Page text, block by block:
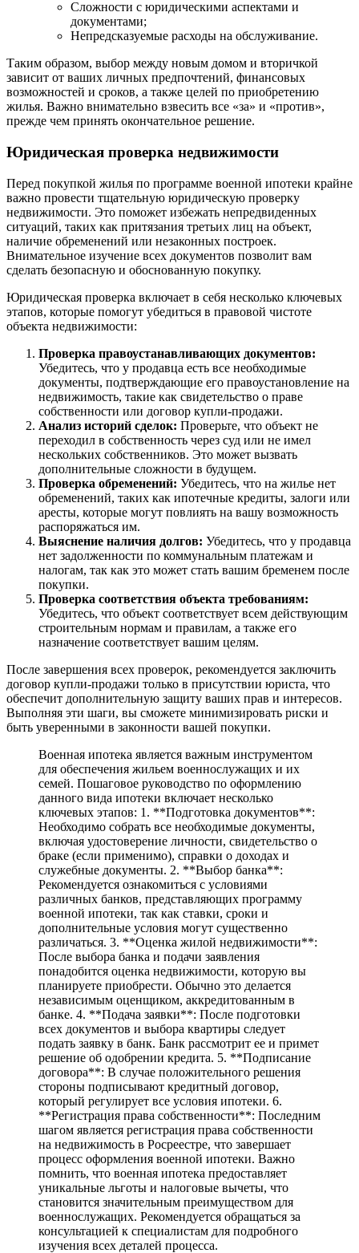
Сложности с юридическими аспектами и
документами;
Непредсказуемые расходы на обслуживание.
Таким образом, выбор между новым домом и вторичкой
зависит от ваших личных предпочтений, финансовых
возможностей и сроков, а также целей по приобретению
жилья. Важно внимательно взвесить все «за» и «против»,
прежде чем принять окончательное решение.
Юридическая проверка недвижимости
Перед покупкой жилья по программе военной ипотеки крайне
важно провести тщательную юридическую проверку
недвижимости. Это поможет избежать непредвиденных
ситуаций, таких как притязания третьих лиц на объект,
наличие обременений или незаконных построек.
Внимательное изучение всех документов позволит вам
сделать безопасную и обоснованную покупку.
Юридическая проверка включает в себя несколько ключевых
этапов, которые помогут убедиться в правовой чистоте
объекта недвижимости:
Проверка правоустанавливающих документов:
Убедитесь, что у продавца есть все необходимые
документы, подтверждающие его правоустановление на
недвижимость, такие как свидетельство о праве
собственности или договор купли-продажи.
Анализ историй сделок: Проверьте, что объект не
переходил в собственность через суд или не имел
нескольких собственников. Это может вызвать
дополнительные сложности в будущем.
Проверка обременений: Убедитесь, что на жилье нет
обременений, таких как ипотечные кредиты, залоги или
аресты, которые могут повлиять на вашу возможность
распоряжаться им.
Выяснение наличия долгов: Убедитесь, что у продавца
нет задолженности по коммунальным платежам и
налогам, так как это может стать вашим бременем после
покупки.
Проверка соответствия объекта требованиям:
Убедитесь, что объект соответствует всем действующим
строительным нормам и правилам, а также его
назначение соответствует вашим целям.
После завершения всех проверок, рекомендуется заключить
договор купли-продажи только в присутствии юриста, что
обеспечит дополнительную защиту ваших прав и интересов.
Выполняя эти шаги, вы сможете минимизировать риски и
быть уверенными в законности вашей покупки.
Военная ипотека является важным инструментом
для обеспечения жильем военнослужащих и их
семей. Пошаговое руководство по оформлению
данного вида ипотеки включает несколько
ключевых этапов: 1. **Подготовка документов**:
Необходимо собрать все необходимые документы,
включая удостоверение личности, свидетельство о
браке (если применимо), справки о доходах и
служебные документы. 2. **Выбор банка**:
Рекомендуется ознакомиться с условиями
различных банков, представляющих программу
военной ипотеки, так как ставки, сроки и
дополнительные условия могут существенно
различаться. 3. **Оценка жилой недвижимости**:
После выбора банка и подачи заявления
понадобится оценка недвижимости, которую вы
планируете приобрести. Обычно это делается
независимым оценщиком, аккредитованным в
банке. 4. **Подача заявки**: После подготовки
всех документов и выбора квартиры следует
подать заявку в банк. Банк рассмотрит ее и примет
решение об одобрении кредита. 5. **Подписание
договора**: В случае положительного решения
стороны подписывают кредитный договор,
который регулирует все условия ипотеки. 6.
**Регистрация права собственности**: Последним
шагом является регистрация права собственности
на недвижимость в Росреестре, что завершает
процесс оформления военной ипотеки. Важно
помнить, что военная ипотека предоставляет
уникальные льготы и налоговые вычеты, что
становится значительным преимуществом для
военнослужащих. Рекомендуется обращаться за
консультацией к специалистам для подробного
изучения всех деталей процесса.